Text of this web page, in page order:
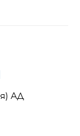
АД